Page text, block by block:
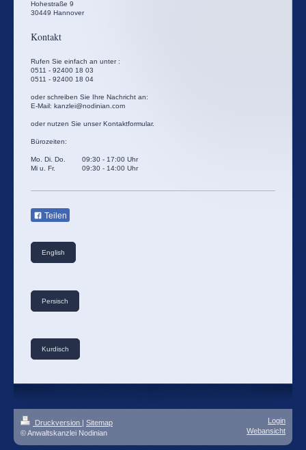
Hohestraße 9
30449 Hannover
Kontakt
Rufen Sie einfach an unter :
0511 - 92400 18 03
0511 - 92400 18 04
oder schreiben Sie Ihre Nachricht an:
E-Mail: kanzlei@nodinian.com
oder nutzen Sie unser Kontaktformular.
Bürozeiten:
Mo. Di. Do. 09:30 - 17:00 Uhr
Mi u. Fr. 09:30 - 14:00 Uhr
Teilen
English
Persisch
Kurdisch
Druckversion | Sitemap
© Anwaltskanzlei Nodinian
Login
Webansicht